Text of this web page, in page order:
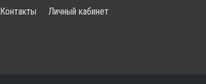
Контакты Личный кабинет